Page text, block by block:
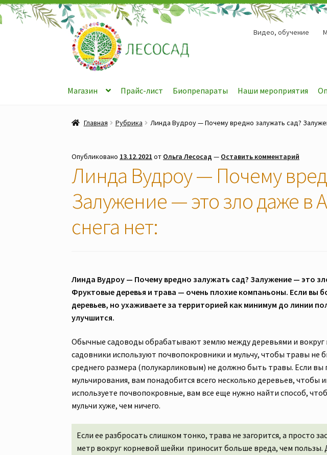
Перейти
к
навигации
Перейти
к
содержимому
Видео, обучение
Магазин Прайс-лист Биопрепараты Наши мероприятия
Главная Рубрика Линда Вудроу — Почему вредно залужать сад?
Опубликовано 13.12.2021 от Ольга Лесосад — Оставить комментарий
Линда Вудроу — Почему
Залужение — это зло даже в
снега нет:
Линда Вудроу — Почему вредно залужать сад? Залужение — это
Фруктовые деревья и трава — очень плохие компаньоны. Если вы
деревьев, но ухаживаете за территорией как минимум до линии
улучшится.
Обычные садоводы обрабатывают землю между деревьями и вокруг
садовники используют почвопокровники и мульчу, чтобы травы не
среднего размера (полукарликовым) не должно быть травы. Если вы
мульчирования, вам понадобится всего несколько деревьев, чтобы
используете почвопокровные, вам все еще нужно найти способ,
мульчи хуже, чем ничего.
Если ее разбросать слишком тонко, трава не загорится, а просто
метр вокруг корневой шейки приносит больше вреда, чем пользы.